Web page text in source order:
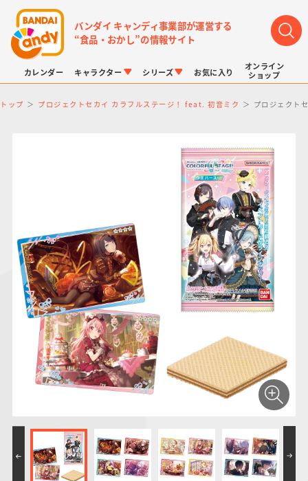
バンダイ キャンディ事業部が運営する
“食品・おかし”の情報サイト
カレンダー キャラクター
仮面ライダーシリー
ズ
PROJECT R.E.D.・
スーパー戦隊シリー
ズ
プリキュアシリーズ
ガンダムシリーズ
ポケットモンスター
ドラゴンボール
サンリオキャラクタ
ーズ
シリーズ
キャラパキ
つりグミ
にふぉるめーしょん
＆スクエアシール
SMPシリーズ
ポケモンキッズ
キャラデコ
お気に入り
オンライン
ショップ
トップ プロジェクトセカイ カラフルステージ！ feat. 初音ミク プロジェクト